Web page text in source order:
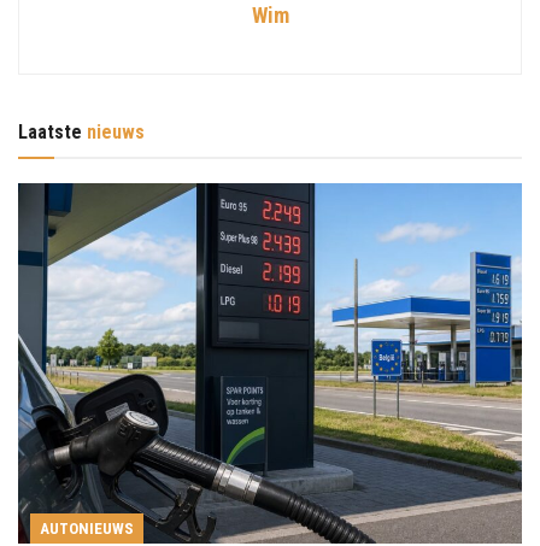
Wim
Laatste nieuws
AUTONIEUWS